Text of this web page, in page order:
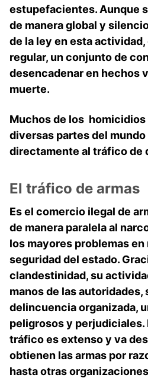
estupefacientes. Aunque
de manera global y
de la ley en esta actividad,
regular, un conjunto de
desencadenar en hechos
muerte.
Muchos de los
diversas partes del
directamente al tráfico de
El tráfico de armas
Es el comercio ilegal de
de manera paralela al
los mayores problemas en
seguridad del estado.
clandestinidad, su
manos de las
delincuencia organizada,
peligrosos y perjudiciales.
tráfico es extenso y va
obtienen las armas por
hasta otras